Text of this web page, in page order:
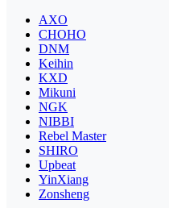
AXO
CHOHO
DNM
Keihin
KXD
Mikuni
NGK
NIBBI
Rebel Master
SHIRO
Upbeat
YinXiang
Zonsheng